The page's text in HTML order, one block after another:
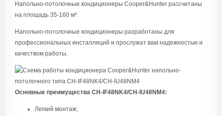
Напольно-потолочные кондиционеры Cooper&Hunter рассчитаны
на площадь 35-160 м².
Напольно-потолочные кондиционеры разработаны для
профессиональных инсталляций и прослужат вам надежностью и
качеством работы.
Основные преимущества CH-IF48NK4/CH-IU48NM4:
Легкий монтаж;